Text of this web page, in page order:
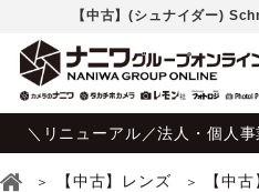
【中古】(シュナイダー)
＼リニューアル／法人・個人
【中古】レンズ 【中